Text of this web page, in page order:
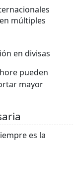
múltiples
en divisas
pueden
mayor
es la